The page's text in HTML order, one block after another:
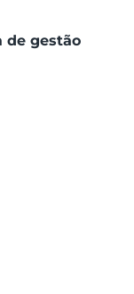
de gestão